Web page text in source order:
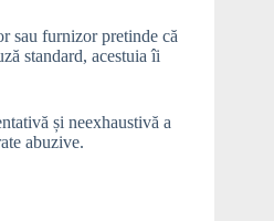
sau furnizor pretinde că
standard, acestuia îi
și neexhaustivă a
abuzive.